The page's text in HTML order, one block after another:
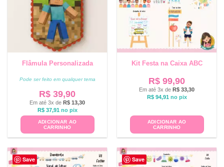
Flâmula Personalizada
Pode ser feito em qualquer tema
R$ 39,90
Em até 3x de R$ 13,30
R$37,91 no pix
ADICIONAR AO
CARRINHO
Kit Festa na Caixa ABC
R$ 99,90
Em até 3x de R$ 33,30
R$94,91 no pix
ADICIONAR AO
CARRINHO
Save Save